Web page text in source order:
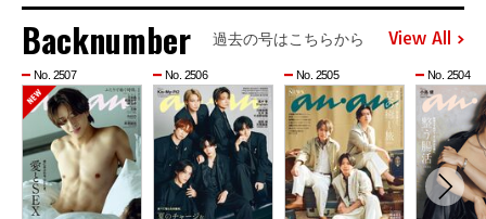
Backnumber 過去の号はこちらから View All
No. 2507 No. 2506 No. 2505 No. 2504